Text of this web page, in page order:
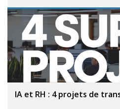
IA et RH : 4 projets de